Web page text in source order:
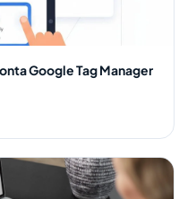
Google Tag Manager